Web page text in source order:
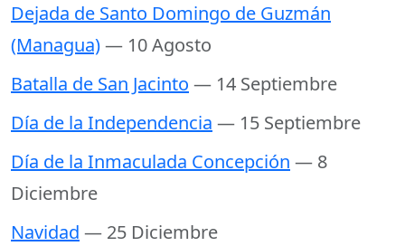
Dejada de Santo Domingo de Guzmán
(Managua)— 10 Agosto
Batalla de San Jacinto — 14 Septiembre
Día de la Independencia — 15 Septiembre
Día de la Inmaculada Concepción — 8
Diciembre
Navidad — 25 Diciembre